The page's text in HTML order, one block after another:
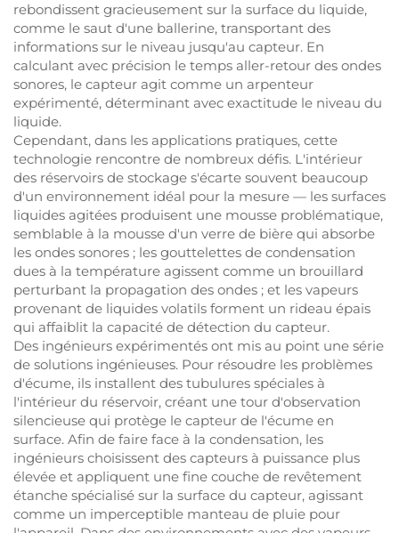
rebondissent gracieusement sur la surface du liquide,
comme le saut d'une ballerine, transportant des
informations sur le niveau jusqu'au capteur. En
calculant avec précision le temps aller-retour des ondes
sonores, le capteur agit comme un arpenteur
expérimenté, déterminant avec exactitude le niveau du
liquide.
Cependant, dans les applications pratiques, cette
technologie rencontre de nombreux défis. L'intérieur
des réservoirs de stockage s'écarte souvent beaucoup
d'un environnement idéal pour la mesure — les surfaces
liquides agitées produisent une mousse problématique,
semblable à la mousse d'un verre de bière qui absorbe
les ondes sonores ; les gouttelettes de condensation
dues à la température agissent comme un brouillard
perturbant la propagation des ondes ; et les vapeurs
provenant de liquides volatils forment un rideau épais
qui affaiblit la capacité de détection du capteur.
Des ingénieurs expérimentés ont mis au point une série
de solutions ingénieuses. Pour résoudre les problèmes
d'écume, ils installent des tubulures spéciales à
l'intérieur du réservoir, créant une tour d'observation
silencieuse qui protège le capteur de l'écume en
surface. Afin de faire face à la condensation, les
ingénieurs choisissent des capteurs à puissance plus
élevée et appliquent une fine couche de revêtement
étanche spécialisé sur la surface du capteur, agissant
comme un imperceptible manteau de pluie pour